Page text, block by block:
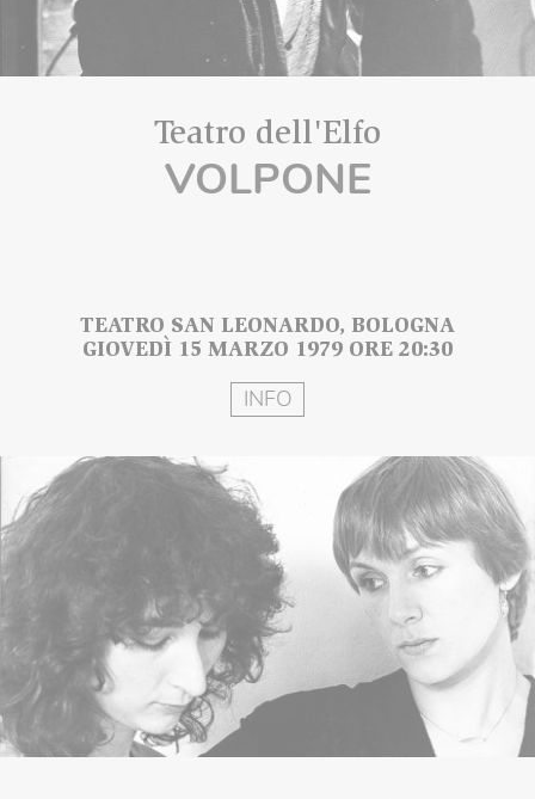
Teatro dell'Elfo
VOLPONE
TEATRO SAN LEONARDO, BOLOGNA
GIOVEDÌ 15 MARZO 1979 ORE 20:30
INFO